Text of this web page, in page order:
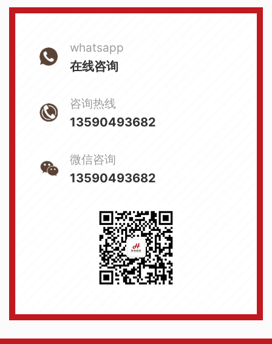
whatsapp
在线咨询
咨询热线
13590493682
微信咨询
13590493682